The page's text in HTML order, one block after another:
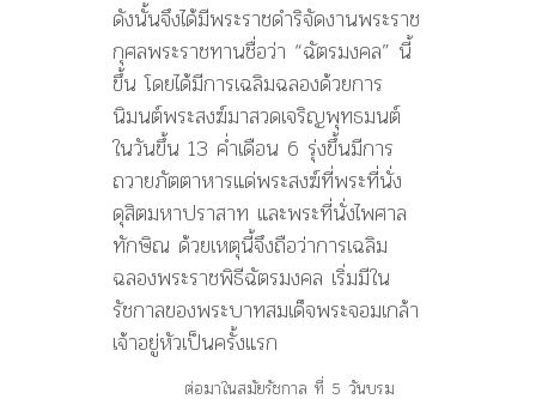
ดังนั้นจึงได้มีพระราชดำริจัดงานพระราช
กุศลพระราชทานชื่อว่า “ฉัตรมงคล” นี้
ขึ้น โดยได้มีการเฉลิมฉลองด้วยการ
นิมนต์พระสงฆ์มาสวดเจริญพุทธมนต์
ในวันขึ้น 13 ค่ำเดือน 6 รุ่งขึ้นมีการ
ถวายภัตตาหารแด่พระสงฆ์ที่พระที่นั่ง
ดุสิตมหาปราสาท และพระที่นั่งไพศาล
ทักษิณ ด้วยเหตุนี้จึงถือว่าการเฉลิม
ฉลองพระราชพิธีฉัตรมงคล เริ่มมีใน
รัชกาลของพระบาทสมเด็จพระจอมเกล้า
เจ้าอยู่หัวเป็นครั้งแรก
ต่อมาในสมัยรัชกาล ที่ 5 วันบรม